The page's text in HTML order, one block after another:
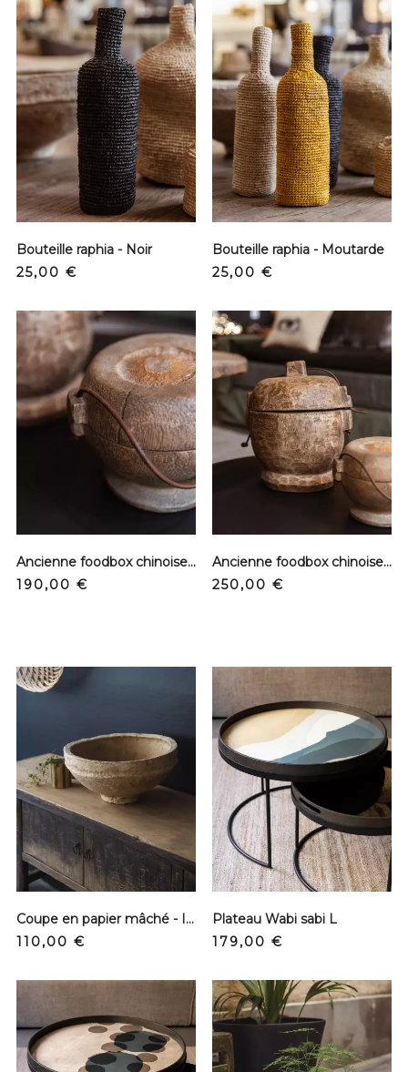
Bouteille raphia - Noir
Prix
25,00 €
Bouteille raphia - Moutarde
Prix
25,00 €
Ancienne foodbox chinoise - Petit modèle
Prix
190,00 €
Ancienne foodbox chinoise - Grand modèle
Prix
250,00 €
Coupe en papier mâché - Indienne
Prix
110,00 €
Plateau Wabi sabi L
Prix
179,00 €